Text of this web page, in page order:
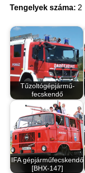
Tengelyek száma: 2
Tűzoltógépjármű-
fecskendő
IFA gépjárműfecskendő
[BHX-147]